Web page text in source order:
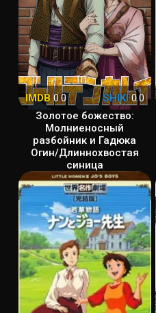
IMDB0.0 SHIKI0.0
Золотое божество:
Молниеносный
разбойник и Гадюка
Огин/Длиннохвостая
синица